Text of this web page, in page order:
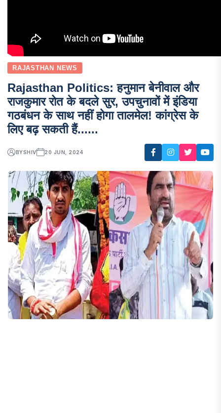
RAJASTHAN NEWS
Rajasthan Politics: हनुमान बेनीवाल और
राजकुमार रोत के बदले सुर, उपचुनावों में इंडिया
गठबंधन के साथ नहीं होगा तालमेल! कांग्रेस के
लिए बढ़ सकती हैं......
BYSHIV 20 JUN, 2024